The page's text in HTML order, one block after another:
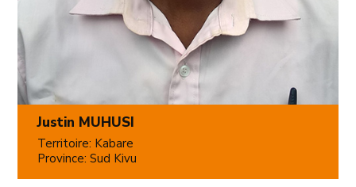
Justin MUHUSI
Territoire: Kabare
Province: Sud Kivu